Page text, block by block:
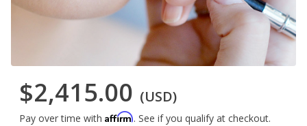
$2,415.00 (USD)
Pay over time with Affirm. See if you qualify at checkout.